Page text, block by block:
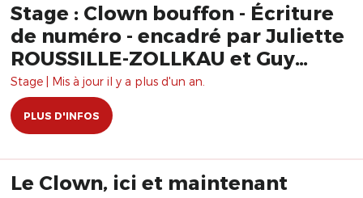
Stage : Clown bouffon - Écriture
de numéro - encadré par Juliette
ROUSSILLE-ZOLLKAU et Guy
ZOLLKAU
Stage | Mis à jour il y a plus d'un an.
PLUS D'INFOS
Le Clown, ici et maintenant